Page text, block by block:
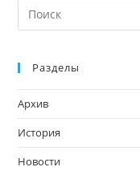
Разделы
Архив
История
Новости